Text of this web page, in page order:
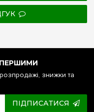
ПЕРШИМИ
розпродажі, знижки та
ПІДПИСАТИСЯ